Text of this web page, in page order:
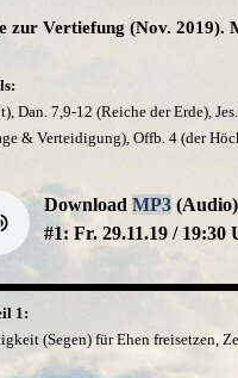
zur Vertiefung (Nov. 2019).
Dan. 7,9-12 (Reiche der Erde),
& Verteidigung), Offb. 4 (der
Download MP3(Audio)
#1: Fr. 29.11.19 / 19:30
1:
(Segen) für Ehen freisetzen,